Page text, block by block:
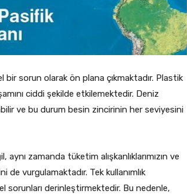
sorun olarak ön plana çıkmaktadır. Plastik
ciddi şekilde etkilemektedir. Deniz
ve bu durum besin zincirinin her seviyesini
zamanda tüketim alışkanlıklarımızın ve
vurgulamaktadır. Tek kullanımlık
sorunları derinleştirmektedir. Bu nedenle,